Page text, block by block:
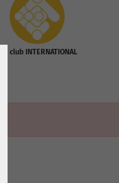
vhs club INTERNATIONAL